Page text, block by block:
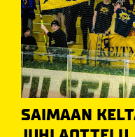
SAIMAAN